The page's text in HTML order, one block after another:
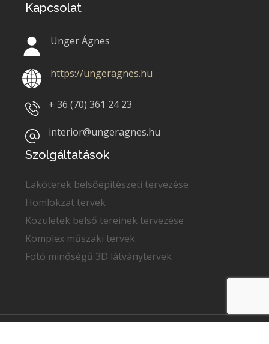
Kapcsolat
Unger Ágnes
https://ungeragnes.hu
+ 36 (70)361 24 23
interior@ungeragnes.hu
Szolgáltatások
Lakóterek belsőépítészeti tervezése
Homlokzat tervek
Közületek belső tereinek tervezése
Komplex műszaki tervek
Fotó minőségű 3D látványtervek